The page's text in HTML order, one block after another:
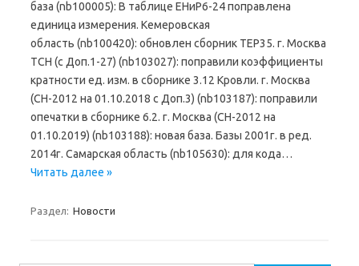
база (nb100005): В таблице ЕНиР6-24 поправлена
единица измерения. Кемеровская
область (nb100420): обновлен сборник ТЕР35. г. Москва
ТСН (с Доп.1-27) (nb103027): поправили коэффициенты
кратности ед. изм. в сборнике 3.12 Кровли. г. Москва
(СН-2012 на 01.10.2018 с Доп.3) (nb103187): поправили
опечатки в сборнике 6.2. г. Москва (СН-2012 на
01.10.2019) (nb103188): новая база. Базы 2001г. в ред.
2014г. Самарская область (nb105630): для кода…
Читать далее »
Раздел: Новости